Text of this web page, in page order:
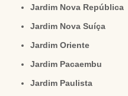
Jardim Nova República
Jardim Nova Suíça
Jardim Oriente
Jardim Pacaembu
Jardim Paulista